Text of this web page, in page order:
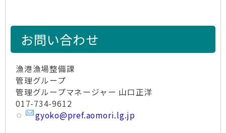
お問い合わせ
漁港漁場整備課
管理グループ
管理グループマネージャー 山口正洋
017-734-9612
gyoko@pref.aomori.lg.jp